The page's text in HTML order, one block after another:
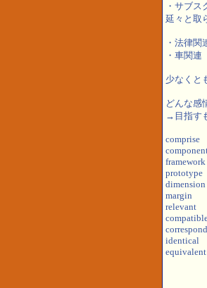
・サブス
延々と取
・法律関
・車関連
少なくと
どんな感
→目指す
comprise
framework
prototype
dimension
margin
relevant
correspond
identical
equivalent